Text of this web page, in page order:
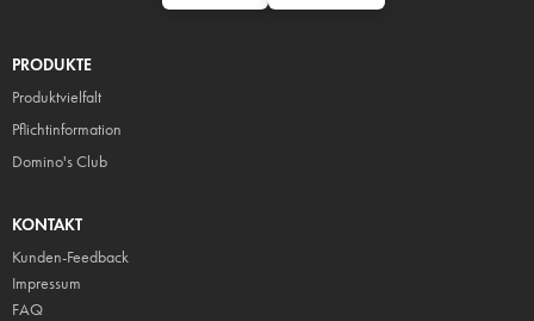
PRODUKTE
Produktvielfalt
Pflichtinformation
Domino's Club
KONTAKT
Kunden-Feedback
Impressum
FAQ